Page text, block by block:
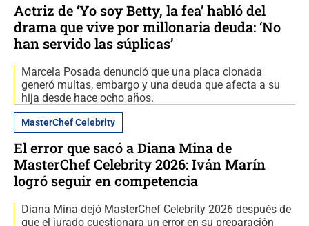
Actriz de ‘Yo soy Betty, la fea’ habló del
drama que vive por millonaria deuda: ‘No
han servido las súplicas’
Marcela Posada denunció que una placa clonada
generó multas, embargo y una deuda que afecta a su
hija desde hace ocho años.
MasterChef Celebrity
El error que sacó a Diana Mina de
MasterChef Celebrity 2026: Iván Marín
logró seguir en competencia
Diana Mina dejó MasterChef Celebrity 2026 después de
que el jurado cuestionara un error en su preparación